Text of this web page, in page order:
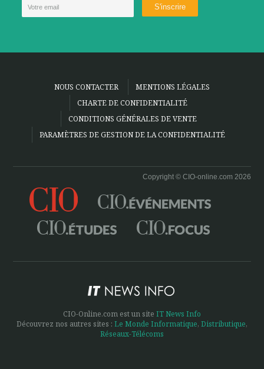
NOUS CONTACTER
MENTIONS LÉGALES
CHARTE DE CONFIDENTIALITÉ
CONDITIONS GÉNÉRALES DE VENTE
PARAMÈTRES DE GESTION DE LA CONFIDENTIALITÉ
Copyright © CIO-online.com 2026
CIO-Online.com est un site IT News Info
Découvrez nos autres sites : Le Monde Informatique, Distributique,
Réseaux-Télécoms